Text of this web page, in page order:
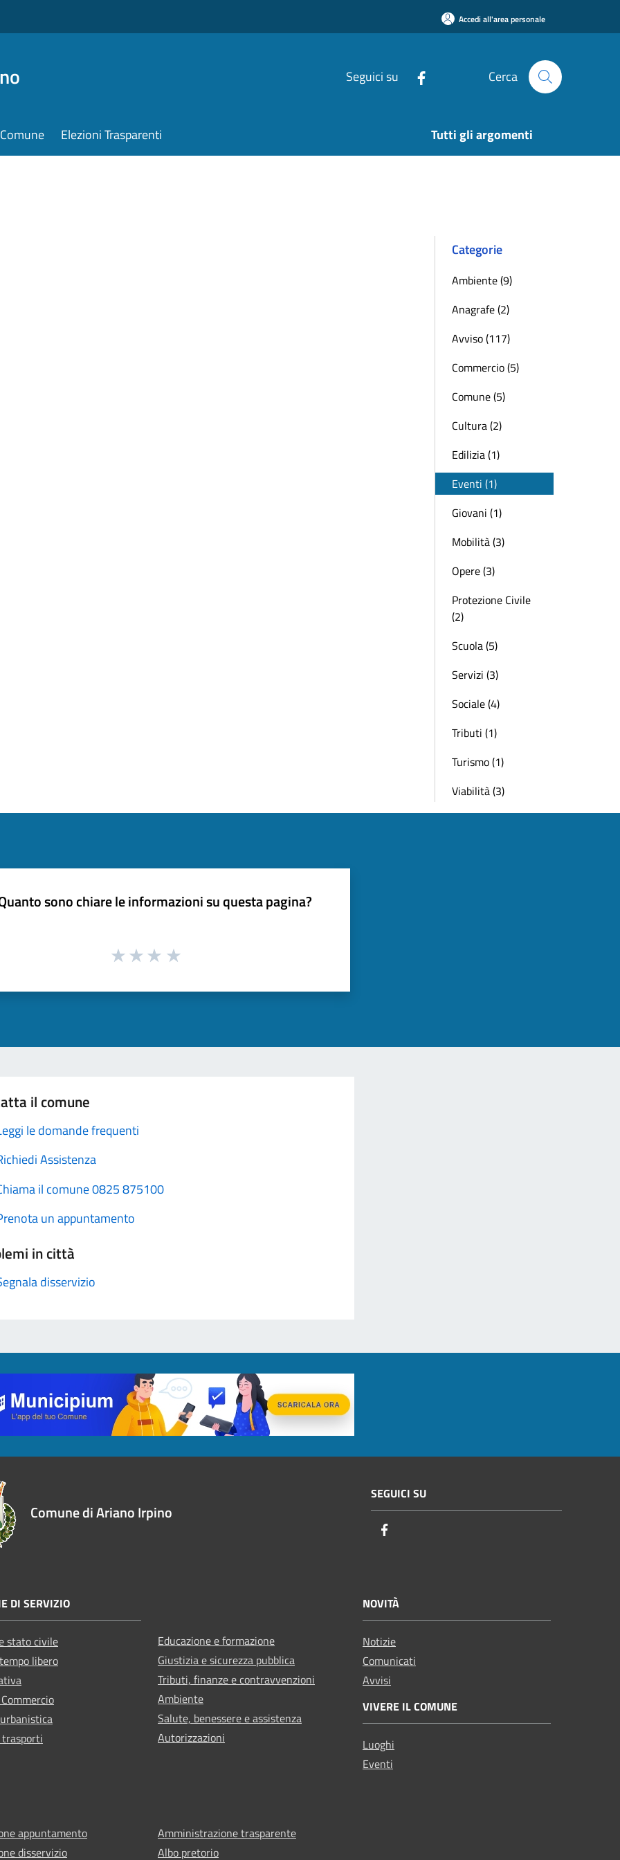
Accedi all'area personale
Seguici su Cerca
Elezioni Trasparenti Tutti gli argomenti
Categorie
Ambiente (9)
Anagrafe (2)
Avviso (117)
Commercio (5)
Comune (5)
Cultura (2)
Edilizia (1)
Eventi (1)
Giovani (1)
Mobilità (3)
Opere (3)
Protezione Civile
(2)
Scuola (5)
Servizi (3)
Sociale (4)
Tributi (1)
Turismo (1)
Viabilità (3)
sono chiare le informazioni su questa pagina?
il comune
le domande frequenti
Assistenza
il comune 0825 875100
un appuntamento
in città
disservizio
Comune di Ariano Irpino
SEGUICI SU
DI SERVIZIO
stato civile
libero
Educazione e formazione
Giustizia e sicurezza pubblica
Tributi, finanze e contravvenzioni
Ambiente
Salute, benessere e assistenza
Autorizzazioni
NOVITÀ
Notizie
Comunicati
Avvisi
VIVERE IL COMUNE
Luoghi
Eventi
appuntamento
disservizio
Amministrazione trasparente
Albo pretorio